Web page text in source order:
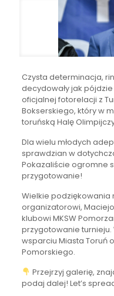
Czysta determinacja,
decydowały jak
oficjalnej fotorelacji z
Bokserskiego, który w
toruńską Halę
Dla wielu młodych
sprawdzian w
Pokazaliście ogromne
przygotowanie!
Wielkie podziękowania
organizatorowi,
klubowi MKSW
przygotowanie turnieju.
wsparciu Miasta Toruń
Pomorskiego.
Przejrzyj galerię,
podaj dalej! Let’s